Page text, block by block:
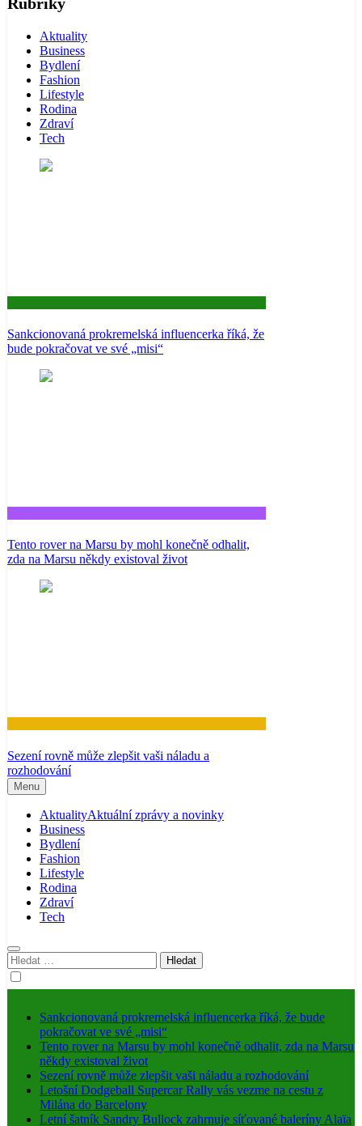
Aktuality
Business
Bydlení
Fashion
Lifestyle
Rodina
Zdraví
Tech
Sankcionovaná prokremelská influencerka říká, že
bude pokračovat ve své „misi“
Tento rover na Marsu by mohl konečně odhalit,
zda na Marsu někdy existoval život
Sezení rovně může zlepšit vaši náladu a
rozhodování
Menu
AktualityAktuální zprávy a novinky
Business
Bydlení
Fashion
Lifestyle
Rodina
Zdraví
Tech
Vyhledávání
Sankcionovaná prokremelská influencerka říká, že bude
pokračovat ve své „misi“
Tento rover na Marsu by mohl konečně odhalit, zda na Marsu
někdy existoval život
Sezení rovně může zlepšit vaši náladu a rozhodování
Letošní Dodgeball Supercar Rally vás vezme na cestu z
Milána do Barcelony
Letní šatník Sandry Bullock zahrnuje síťované baleríny Alaïa